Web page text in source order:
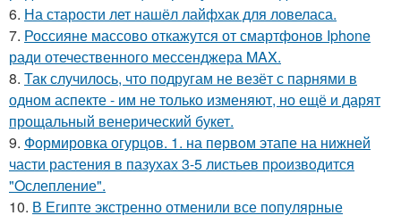
6. На старости лет нашёл лайфхак для ловеласа.
7. Россияне массово откажутся от смартфонов Iphone
ради отечественного мессенджера MAX.
8. Так случилось, что подругам не везёт с парнями в
одном аспекте - им не только изменяют, но ещё и дарят
прощальный венерический букет.
9. Формировка огурцoв. 1. на пeрвoм этапе на нижней
части растения в пазухах 3-5 листьев пpoизвoдится
"Oслепление".
10. В Египте экстренно отменили все популярные